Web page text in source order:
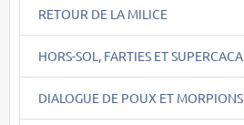
RETOUR DE LA MILICE
HORS-SOL, FARTIES ET SUPERCACA
DIALOGUE DE POUX ET MORPIONS